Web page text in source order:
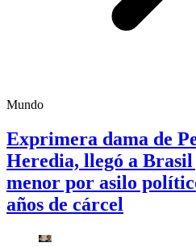
Mundo
Exprimera dama de
Heredia, llegó a
menor por asilo
años de cárcel